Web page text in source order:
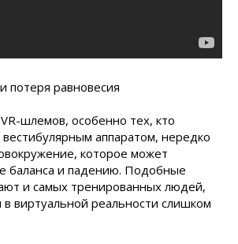
потеря равновесия
шлемов, особенно тех, кто
аппаратом, нередко
которое может
баланса и падению. Подобные
и самых тренированных людей,
в виртуальной реальности слишком